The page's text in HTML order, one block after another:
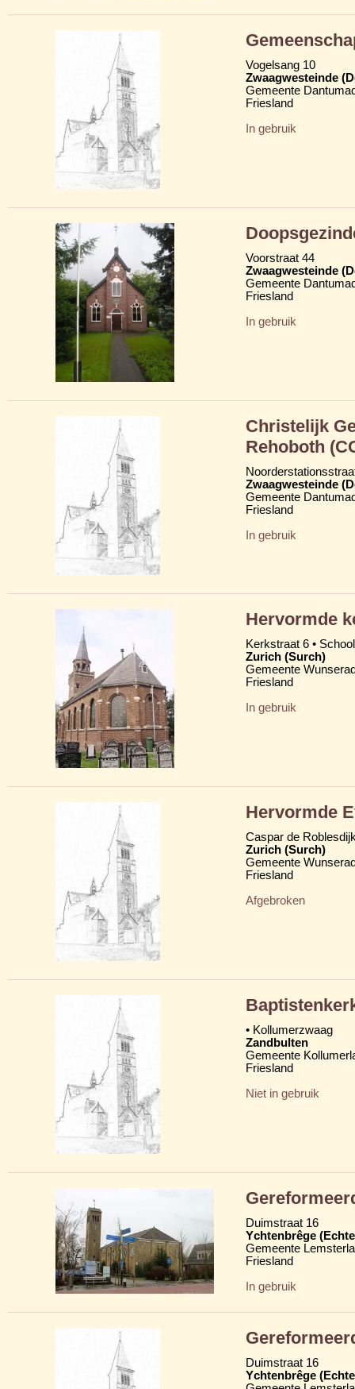
Vogelsang 10
Zwaagwesteinde
Gemeente
Friesland
In gebruik
Voorstraat 44
Zwaagwesteinde
Gemeente
Friesland
In gebruik
Christelijk
Rehoboth
Zwaagwesteinde
Gemeente
Friesland
In gebruik
Hervormde
Kerkstraat 6 •
Zurich (Surch)
Gemeente
Friesland
In gebruik
Hervormde
Caspar de
Zurich (Surch)
Gemeente
Friesland
Afgebroken
• Kollumerzwaag
Zandbulten
Gemeente
Friesland
Niet in gebruik
Duimstraat 16
Ychtenbrêge
Gemeente
Friesland
In gebruik
Duimstraat 16
Ychtenbrêge